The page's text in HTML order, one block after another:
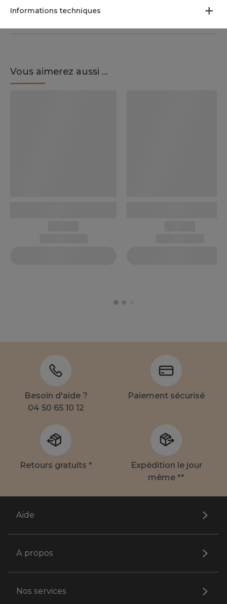
Informations techniques
Vous aimerez aussi ...
Besoin d'aide ?
04 50 65 10 12
Paiement sécurisé
Retours gratuits *
Expédition le jour
même **
Aide
A propos
Nos services